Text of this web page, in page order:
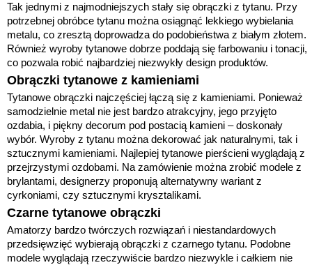
Tak jednymi z najmodniejszych stały się obrączki z tytanu. Przy
potrzebnej obróbce tytanu można osiągnąć lekkiego wybielania
metalu, co zresztą doprowadza do podobieństwa z białym złotem.
Również wyroby tytanowe dobrze poddają się farbowaniu i tonacji,
co pozwala robić najbardziej niezwykły design produktów.
Obrączki tytanowe z kamieniami
Tytanowe obrączki najczęściej łączą się z kamieniami. Ponieważ
samodzielnie metal nie jest bardzo atrakcyjny, jego przyjęto
ozdabia, i piękny decorum pod postacią kamieni – doskonały
wybór. Wyroby z tytanu można dekorować jak naturalnymi, tak i
sztucznymi kamieniami. Najlepiej tytanowe pierścieni wyglądają z
przejrzystymi ozdobami. Na zamówienie można zrobić modele z
brylantami, designerzy proponują alternatywny wariant z
cyrkoniami, czy sztucznymi krysztalikami.
Czarne tytanowe obrączki
Amatorzy bardzo twórczych rozwiązań i niestandardowych
przedsięwzięć wybierają obrączki z czarnego tytanu. Podobne
modele wyglądają rzeczywiście bardzo niezwykle i całkiem nie